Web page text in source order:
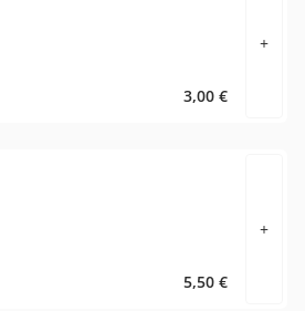
3,00 €
+
5,50 €
+